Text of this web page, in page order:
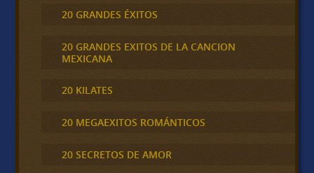
20 GRANDES ÉXITOS
20 GRANDES EXITOS DE LA CANCION
MEXICANA
20 KILATES
20 MEGAEXITOS ROMÁNTICOS
20 SECRETOS DE AMOR